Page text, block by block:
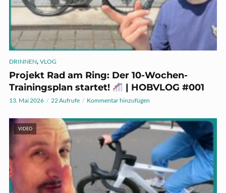
DRINNEN, VLOG
Projekt Rad am Ring: Der 10-Wochen-
Trainingsplan startet!
| HOBVLOG #001
13. Mai 2026 22 Aufrufe Kommentar hinzufügen
VIDEO